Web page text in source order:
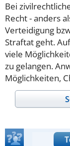
Bei
Recht - anders
Verteidigung
Straftat geht.
viele
zu gelangen.
Möglichkeiten,